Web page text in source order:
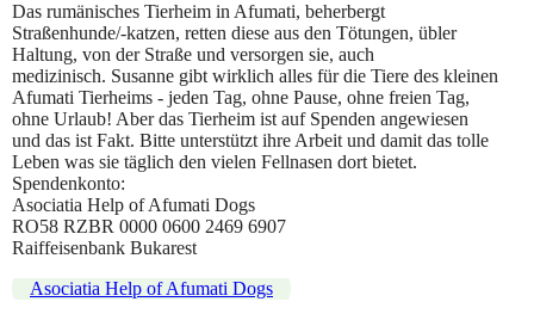
Das rumänisches Tierheim in Afumati, beherbergt
Straßenhunde/-katzen, retten diese aus den Tötungen, übler
Haltung, von der Straße und versorgen sie, auch
medizinisch. Susanne gibt wirklich alles für die Tiere des kleinen
Afumati Tierheims - jeden Tag, ohne Pause, ohne freien Tag,
ohne Urlaub! Aber das Tierheim ist auf Spenden angewiesen
und das ist Fakt. Bitte unterstützt ihre Arbeit und damit das tolle
Leben was sie täglich den vielen Fellnasen dort bietet.
Spendenkonto:
Asociatia Help of Afumati Dogs
RO58 RZBR 0000 0600 2469 6907
Raiffeisenbank Bukarest
Asociatia Help of Afumati Dogs